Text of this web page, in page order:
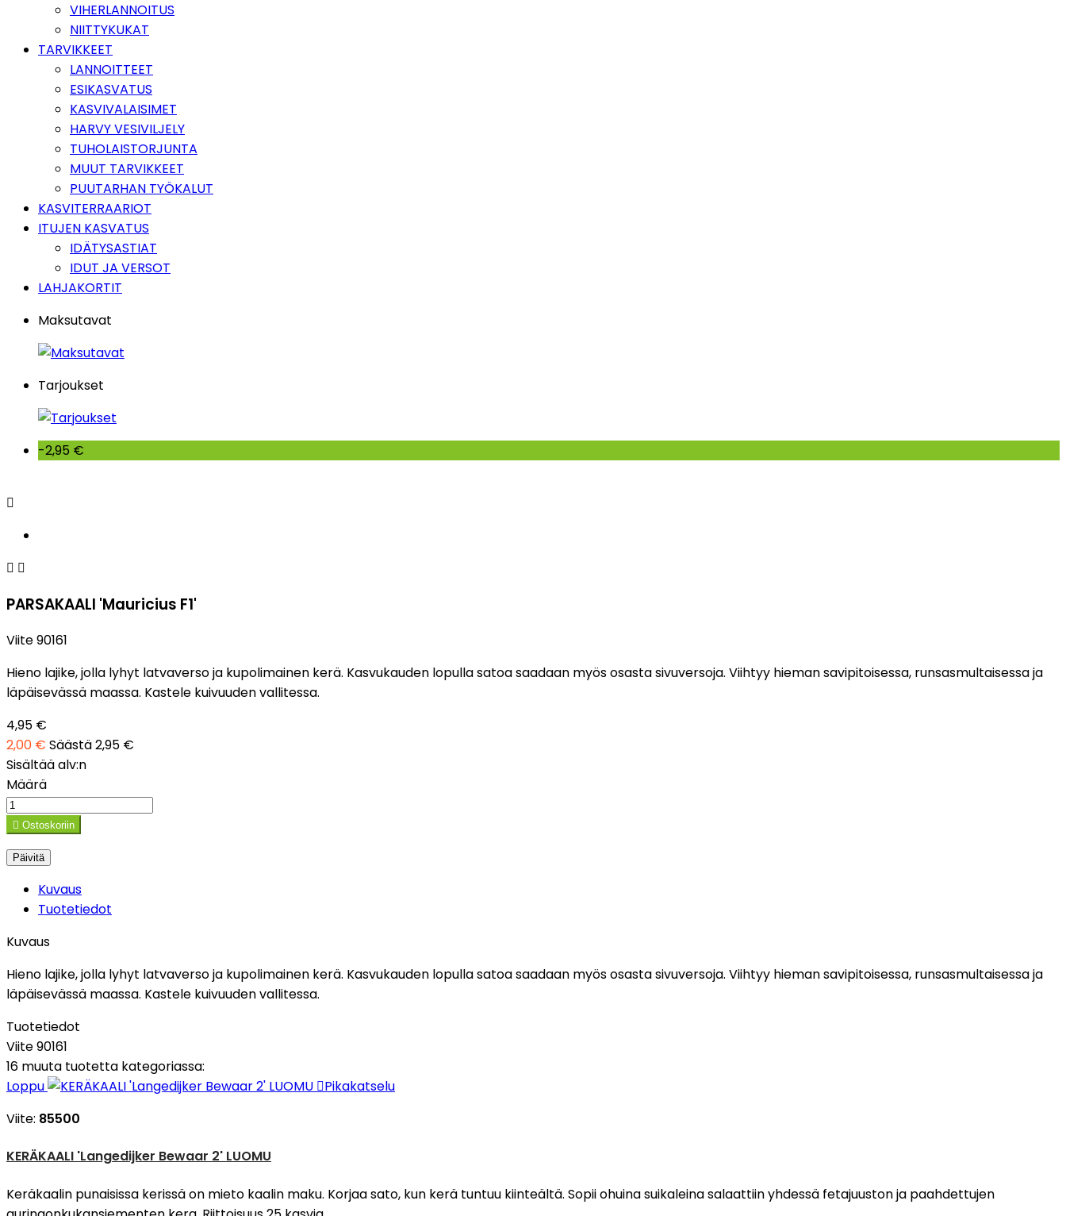
VIHERLANNOITUS
NIITTYKUKAT
TARVIKKEET
LANNOITTEET
ESIKASVATUS
KASVIVALAISIMET
HARVY VESIVILJELY
TUHOLAISTORJUNTA
MUUT TARVIKKEET
PUUTARHAN TYÖKALUT
KASVITERRAARIOT
ITUJEN KASVATUS
IDÄTYSASTIAT
IDUT JA VERSOT
LAHJAKORTIT
Maksutavat
Tarjoukset
-2,95 €

 
PARSAKAALI 'Mauricius F1'
Viite90161
Hieno lajike, jolla lyhyt latvaverso ja kupolimainen kerä. Kasvukauden lopulla satoa saadaan myös osasta sivuversoja. Viihtyy hieman savipitoisessa, runsasmultaisessa ja
läpäisevässä maassa. Kastele kuivuuden vallitessa.
4,95 €
2,00 € Säästä 2,95 €
Sisältää alv:n
Määrä
 Ostoskoriin
Kuvaus
Tuotetiedot
Kuvaus
Hieno lajike, jolla lyhyt latvaverso ja kupolimainen kerä. Kasvukauden lopulla satoa saadaan myös osasta sivuversoja. Viihtyy hieman savipitoisessa, runsasmultaisessa ja
läpäisevässä maassa. Kastele kuivuuden vallitessa.
Tuotetiedot
Viite90161
16 muuta tuotetta kategoriassa:
Loppu
Pikakatselu
Viite: 85500
KERÄKAALI 'Langedijker Bewaar 2' LUOMU
Keräkaalin punaisissa kerissä on mieto kaalin maku. Korjaa sato, kun kerä tuntuu kiinteältä. Sopii ohuina suikaleina salaattiin yhdessä fetajuuston ja paahdettujen